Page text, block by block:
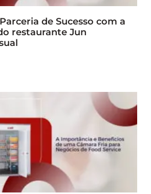
de Sucesso com a
restaurante Jun